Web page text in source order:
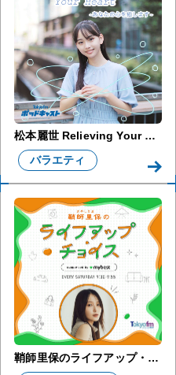
松本麗世 Relieving Your Heart ～あなたの心を癒します～
バラエティ
鞘師里保のライフアップ・チョイス supported by マイベスト